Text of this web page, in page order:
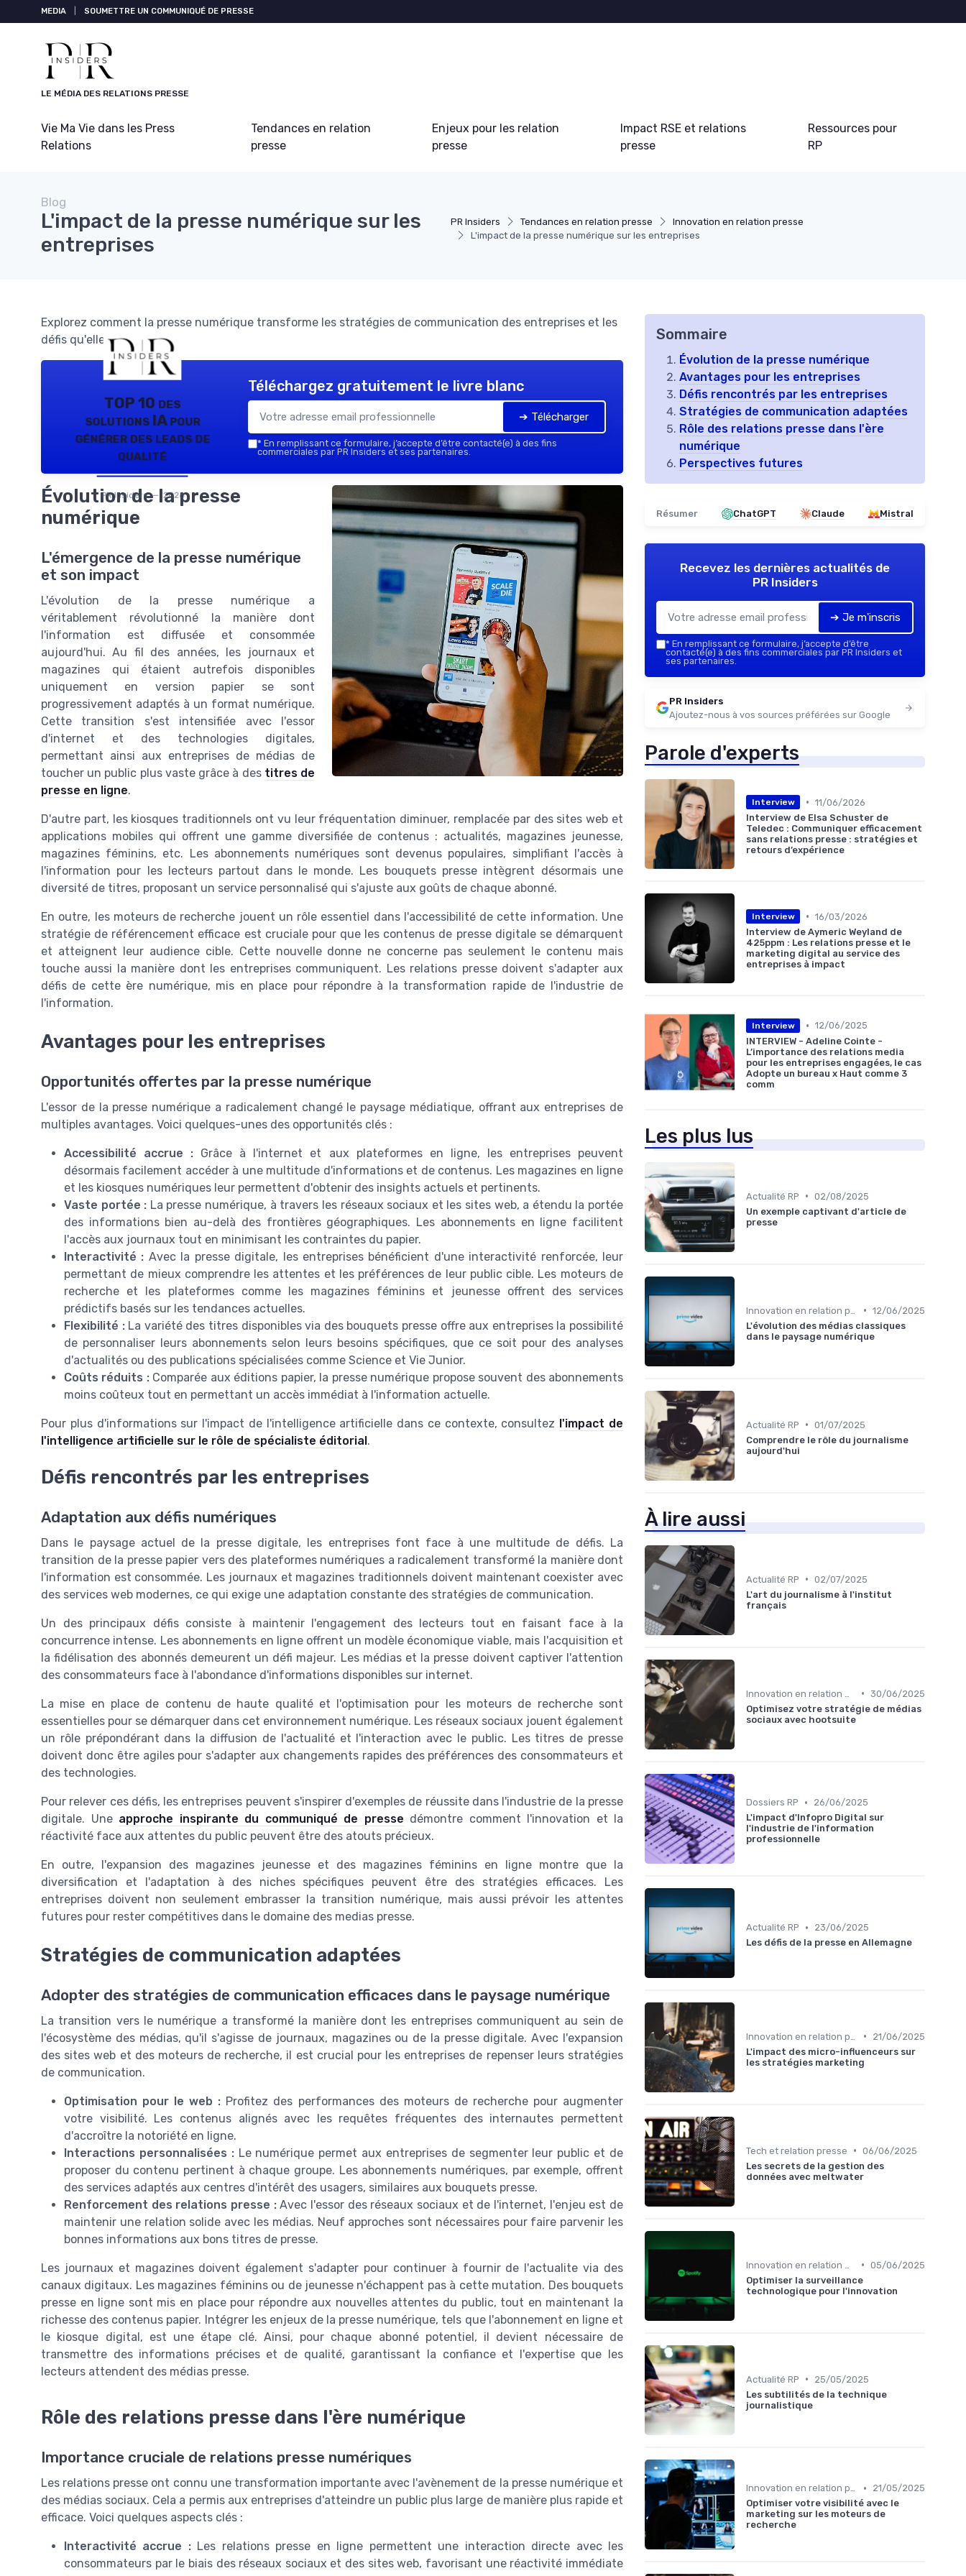
MEDIA SOUMETTRE UN COMMUNIQUÉ DE PRESSE
LE MÉDIA DES RELATIONS PRESSE
Vie Ma Vie dans les Press
Relations
Tendances en relation
presse
Enjeux pour les relation
presse
Impact RSE et relations
presse
Ressources pour
RP
PR Insiders Tendances en relation presse
Innovation en relation presse
L'impact de la presse numérique sur les entreprises
Blog
L'impact de la presse numérique sur les
entreprises
Explorez comment la presse numérique transforme les stratégies de communication des entreprises et les
défis qu'elle pose.
TOP 10 des
solutions IA pour
générer des leads de
qualité
PR Insiders — 2026
Téléchargez gratuitement le livre blanc
➔ Télécharger
* En remplissant ce formulaire, j’accepte d’être contacté(e) à des fins
commerciales par PR Insiders et ses partenaires.
Évolution de la presse
numérique
L'émergence de la presse numérique
et son impact
L'évolution de la presse numérique a
véritablement révolutionné la manière dont
l'information est diffusée et consommée
aujourd'hui. Au fil des années, les journaux et
magazines qui étaient autrefois disponibles
uniquement en version papier se sont
progressivement adaptés à un format numérique.
Cette transition s'est intensifiée avec l'essor
d'internet et des technologies digitales,
permettant ainsi aux entreprises de médias de
toucher un public plus vaste grâce à des titres de
presse en ligne.
D'autre part, les kiosques traditionnels ont vu leur fréquentation diminuer, remplacée par des sites web et
applications mobiles qui offrent une gamme diversifiée de contenus : actualités, magazines jeunesse,
magazines féminins, etc. Les abonnements numériques sont devenus populaires, simplifiant l'accès à
l'information pour les lecteurs partout dans le monde. Les bouquets presse intègrent désormais une
diversité de titres, proposant un service personnalisé qui s'ajuste aux goûts de chaque abonné.
En outre, les moteurs de recherche jouent un rôle essentiel dans l'accessibilité de cette information. Une
stratégie de référencement efficace est cruciale pour que les contenus de presse digitale se démarquent
et atteignent leur audience cible. Cette nouvelle donne ne concerne pas seulement le contenu mais
touche aussi la manière dont les entreprises communiquent. Les relations presse doivent s'adapter aux
défis de cette ère numérique, mis en place pour répondre à la transformation rapide de l'industrie de
l'information.
Avantages pour les entreprises
Opportunités offertes par la presse numérique
L'essor de la presse numérique a radicalement changé le paysage médiatique, offrant aux entreprises de
multiples avantages. Voici quelques-unes des opportunités clés :
Accessibilité accrue : Grâce à l'internet et aux plateformes en ligne, les entreprises peuvent
désormais facilement accéder à une multitude d'informations et de contenus. Les magazines en ligne
et les kiosques numériques leur permettent d'obtenir des insights actuels et pertinents.
Vaste portée : La presse numérique, à travers les réseaux sociaux et les sites web, a étendu la portée
des informations bien au-delà des frontières géographiques. Les abonnements en ligne facilitent
l'accès aux journaux tout en minimisant les contraintes du papier.
Interactivité : Avec la presse digitale, les entreprises bénéficient d'une interactivité renforcée, leur
permettant de mieux comprendre les attentes et les préférences de leur public cible. Les moteurs de
recherche et les plateformes comme les magazines féminins et jeunesse offrent des services
prédictifs basés sur les tendances actuelles.
Flexibilité :La variété des titres disponibles via des bouquets presse offre aux entreprises la possibilité
de personnaliser leurs abonnements selon leurs besoins spécifiques, que ce soit pour des analyses
d'actualités ou des publications spécialisées comme Science et Vie Junior.
Coûts réduits :Comparée aux éditions papier, la presse numérique propose souvent des abonnements
moins coûteux tout en permettant un accès immédiat à l'information actuelle.
Pour plus d'informations sur l'impact de l'intelligence artificielle dans ce contexte, consultez l'impact de
l'intelligence artificielle sur le rôle de spécialiste éditorial .
Défis rencontrés par les entreprises
Adaptation aux défis numériques
Dans le paysage actuel de la presse digitale, les entreprises font face à une multitude de défis. La
transition de la presse papier vers des plateformes numériques a radicalement transformé la manière dont
l'information est consommée. Les journaux et magazines traditionnels doivent maintenant coexister avec
des services web modernes, ce qui exige une adaptation constante des stratégies de communication.
Un des principaux défis consiste à maintenir l'engagement des lecteurs tout en faisant face à la
concurrence intense. Les abonnements en ligne offrent un modèle économique viable, mais l'acquisition et
la fidélisation des abonnés demeurent un défi majeur. Les médias et la presse doivent captiver l'attention
des consommateurs face à l'abondance d'informations disponibles sur internet.
La mise en place de contenu de haute qualité et l'optimisation pour les moteurs de recherche sont
essentielles pour se démarquer dans cet environnement numérique. Les réseaux sociaux jouent également
un rôle prépondérant dans la diffusion de l'actualité et l'interaction avec le public. Les titres de presse
doivent donc être agiles pour s'adapter aux changements rapides des préférences des consommateurs et
des technologies.
Pour relever ces défis, les entreprises peuvent s'inspirer d'exemples de réussite dans l'industrie de la presse
digitale. Une approche inspirante du communiqué de presse démontre comment l'innovation et la
réactivité face aux attentes du public peuvent être des atouts précieux.
En outre, l'expansion des magazines jeunesse et des magazines féminins en ligne montre que la
diversification et l'adaptation à des niches spécifiques peuvent être des stratégies efficaces. Les
entreprises doivent non seulement embrasser la transition numérique, mais aussi prévoir les attentes
futures pour rester compétitives dans le domaine des medias presse.
Stratégies de communication adaptées
Adopter des stratégies de communication efficaces dans le paysage numérique
La transition vers le numérique a transformé la manière dont les entreprises communiquent au sein de
l'écosystème des médias, qu'il s'agisse de journaux, magazines ou de la presse digitale. Avec l'expansion
des sites web et des moteurs de recherche, il est crucial pour les entreprises de repenser leurs stratégies
de communication.
Optimisation pour le web : Profitez des performances des moteurs de recherche pour augmenter
votre visibilité. Les contenus alignés avec les requêtes fréquentes des internautes permettent
d'accroître la notoriété en ligne.
Interactions personnalisées :Le numérique permet aux entreprises de segmenter leur public et de
proposer du contenu pertinent à chaque groupe. Les abonnements numériques, par exemple, offrent
des services adaptés aux centres d'intérêt des usagers, similaires aux bouquets presse.
Renforcement des relations presse :Avec l'essor des réseaux sociaux et de l'internet, l'enjeu est de
maintenir une relation solide avec les médias. Neuf approches sont nécessaires pour faire parvenir les
bonnes informations aux bons titres de presse.
Les journaux et magazines doivent également s'adapter pour continuer à fournir de l'actualite via des
canaux digitaux. Les magazines féminins ou de jeunesse n'échappent pas à cette mutation. Des bouquets
presse en ligne sont mis en place pour répondre aux nouvelles attentes du public, tout en maintenant la
richesse des contenus papier. Intégrer les enjeux de la presse numérique, tels que l'abonnement en ligne et
le kiosque digital, est une étape clé. Ainsi, pour chaque abonné potentiel, il devient nécessaire de
transmettre des informations précises et de qualité, garantissant la confiance et l'expertise que les
lecteurs attendent des médias presse.
Rôle des relations presse dans l'ère numérique
Importance cruciale de relations presse numériques
Les relations presse ont connu une transformation importante avec l'avènement de la presse numérique et
des médias sociaux. Cela a permis aux entreprises d'atteindre un public plus large de manière plus rapide et
efficace. Voici quelques aspects clés :
Interactivité accrue :Les relations presse en ligne permettent une interaction directe avec les
consommateurs par le biais des réseaux sociaux et des sites web, favorisant une réactivité immédiate
Sommaire
Évolution de la presse numérique
Avantages pour les entreprises
Défis rencontrés par les entreprises
Stratégies de communication adaptées
Rôle des relations presse dans l'ère
numérique
Perspectives futures
Résumer ChatGPT Claude Mistral
Recevez les dernières actualités de
PR Insiders
➔ Je m'inscris
* En remplissant ce formulaire, j’accepte d’être
contacté(e) à des fins commerciales par PR Insiders et
ses partenaires.
PR Insiders
Ajoutez-nous à vos sources préférées sur Google
Parole d'experts
Interview • 11/06/2026
Interview de Elsa Schuster de
Teledec : Communiquer efficacement
sans relations presse : stratégies et
retours d’expérience
Interview • 16/03/2026
Interview de Aymeric Weyland de
425ppm : Les relations presse et le
marketing digital au service des
entreprises à impact
Interview • 12/06/2025
INTERVIEW - Adeline Cointe -
L’importance des relations media
pour les entreprises engagées, le cas
Adopte un bureau x Haut comme 3
comm
Les plus lus
Actualité RP • 02/08/2025
Un exemple captivant d'article de
presse
• 12/06/2025
L'évolution des médias classiques
dans le paysage numérique
Actualité RP • 01/07/2025
Comprendre le rôle du journalisme
aujourd'hui
À lire aussi
Actualité RP • 02/07/2025
L'art du journalisme à l'institut
français
• 30/06/2025
Optimisez votre stratégie de médias
sociaux avec hootsuite
Dossiers RP •
26/06/2025
L'impact d'Infopro Digital sur
l'industrie de l'information
professionnelle
Actualité RP •
23/06/2025
Les défis de la presse en Allemagne
•
21/06/2025
L'impact des micro-influenceurs sur
les stratégies marketing
Tech et relation presse • 06/06/2025
Les secrets de la gestion des
données avec meltwater
• 05/06/2025
Optimiser la surveillance
technologique pour l'innovation
Actualité RP •
25/05/2025
Les subtilités de la technique
journalistique
Innovation en relation presse •
21/05/2025
Optimiser votre visibilité avec le
marketing sur les moteurs de
recherche
Panneau de gestion des cookies